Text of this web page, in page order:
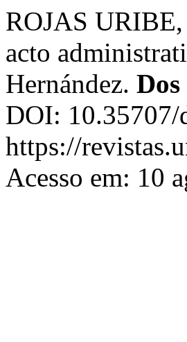
ROJAS
acto
Hernández.
DOI:
https://
Acesso em: 10